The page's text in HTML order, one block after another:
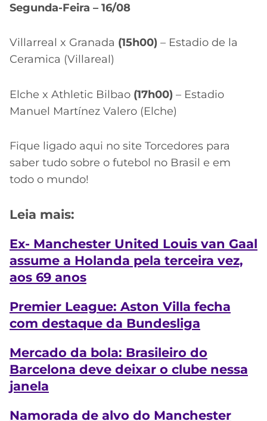
Segunda-Feira – 16/08
Villarreal x Granada (15h00) – Estadio de la
Ceramica (Villareal)
Elche x Athletic Bilbao (17h00) – Estadio
Manuel Martínez Valero (Elche)
Fique ligado aqui no site Torcedores para
saber tudo sobre o futebol no Brasil e em
todo o mundo!
Leia mais:
Ex- Manchester United Louis van Gaal
assume a Holanda pela terceira vez,
aos 69 anos
Premier League: Aston Villa fecha
com destaque da Bundesliga
Mercado da bola: Brasileiro do
Barcelona deve deixar o clube nessa
janela
Namorada de alvo do Manchester